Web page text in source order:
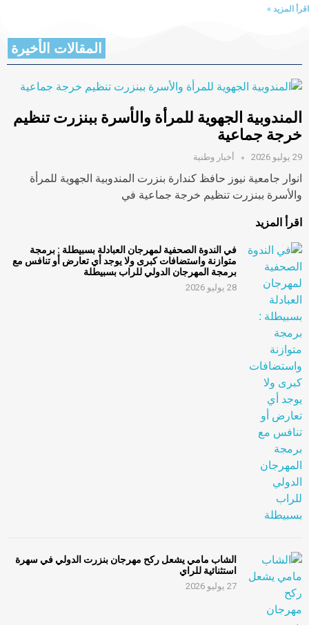
اقرأ المزيد »
المقالات الأخيرة
المندوبية الجهوية للمرأة والأسرة ببنزرت تنظيم
خرجة جماعية
29 يوليو 2026 أخبار وطنية
انوار جامعية نيوز حافظ كندارة بنزرت المندوبية الجهوية للمرأة
والأسرة ببنزرت تنظيم خرجة جماعية في
اقرأ المزيد
في الندوة الصحفية لمهرجان العبادلة بسبيطلة : برمجة
متوازنة واستضافات كبرى ولا يوجد أي تعارض أو تنافس مع
برمجة المهرجان الدولي للراب بسبيطلة
28 يوليو 2026
الشاب مامي يشعل ركح مهرجان بنزرت الدولي في سهرة
استثنائية للراي
27 يوليو 2026